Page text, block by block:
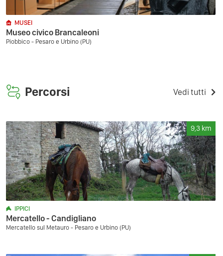
MUSEI
Museo civico Brancaleoni
Piobbico - Pesaro e Urbino (PU)
Percorsi Vedi tutti
9,3 km
IPPICI
Mercatello - Candigliano
Mercatello sul Metauro - Pesaro e Urbino (PU)